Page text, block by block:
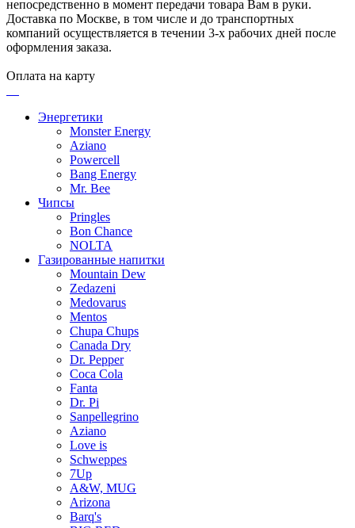
непосредственно в момент передачи товара Вам в руки.
Доставка по Москве, в том числе и до транспортных
компаний осуществляется в течении 3-х рабочих дней после
оформления заказа.
Оплата на карту
Энергетики
Monster Energy
Aziano
Powercell
Bang Energy
Mr. Bee
Чипсы
Pringles
Bon Chance
NOLTA
Газированные напитки
Mountain Dew
Zedazeni
Medovarus
Mentos
Chupa Chups
Canada Dry
Dr. Pepper
Coca Cola
Fanta
Dr. Pi
Sanpellegrino
Aziano
Love is
Schweppes
7Up
A&W, MUG
Arizona
Barq's